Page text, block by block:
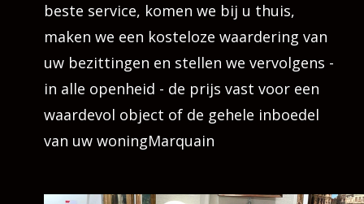
beste service, komen we bij u thuis,
maken we een kosteloze waardering van
uw bezittingen en stellen we vervolgens -
in alle openheid - de prijs vast voor een
waardevol object of de gehele inboedel
van uw woningMarquain